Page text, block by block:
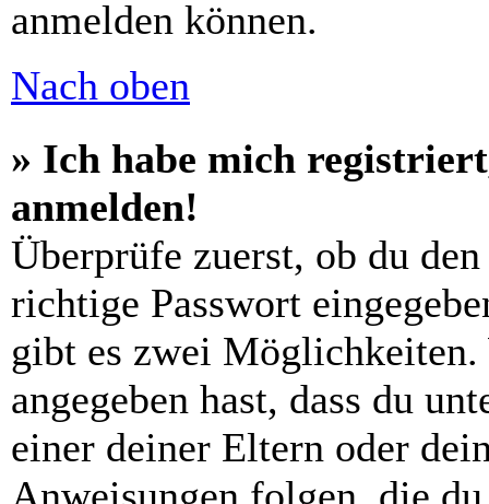
anmelden können.
Nach oben
» Ich habe mich
anmelden!
Überprüfe zuerst, ob du
richtige Passwort
gibt es zwei
angegeben hast, dass du
einer deiner Eltern oder